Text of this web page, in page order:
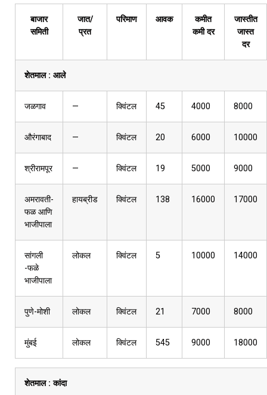
बाजार
समिती
जात/
प्रत
परिमाण आवक
कमीत
कमी दर
जास्तीत
जास्त
दर
शेतमाल : आले
जळगाव — क्विंटल 45 4000 8000
औरंगाबाद — क्विंटल 20 6000 10000
श्रीरामपूर — क्विंटल 19 5000 9000
अमरावती-
फळ आणि
भाजीपाला
हायब्रीड क्विंटल 138 16000 17000
सांगली
-फळे
भाजीपाला
लोकल क्विंटल 5 10000 14000
पुणे-मोशी लोकल क्विंटल 21 7000 8000
मुंबई लोकल क्विंटल 545 9000 18000
शेतमाल :कांदा